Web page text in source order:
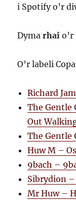
i Spotify o’r
Dymarhai
O’r labeli
Richard
The Gentle
Out
The Gentle
Huw M –
9bach –
Sibrydion
Mr Huw –